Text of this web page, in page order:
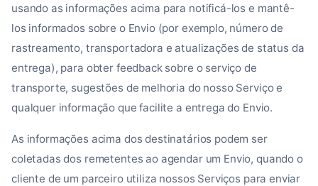
usando as informações acima para notificá-los e mantê-
los informados sobre o Envio (por exemplo, número de
rastreamento, transportadora e atualizações de status da
entrega), para obter feedback sobre o serviço de
transporte, sugestões de melhoria do nosso Serviço e
qualquer informação que facilite a entrega do Envio.
As informações acima dos destinatários podem ser
coletadas dos remetentes ao agendar um Envio, quando o
cliente de um parceiro utiliza nossos Serviços para enviar